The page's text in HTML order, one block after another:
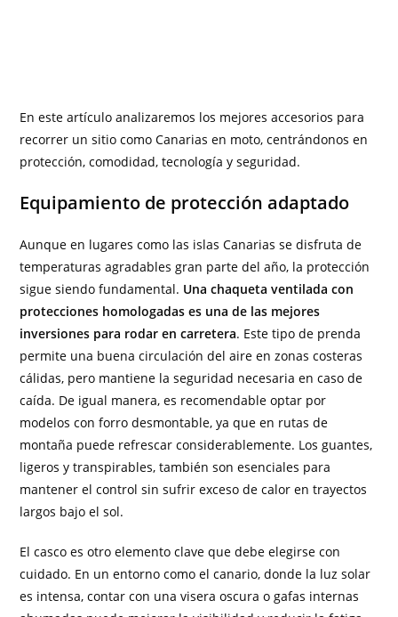
En este artículo analizaremos los mejores accesorios para
recorrer un sitio como Canarias en moto, centrándonos en
protección, comodidad, tecnología y seguridad.
Equipamiento de protección adaptado
Aunque en lugares como las islas Canarias se disfruta de
temperaturas agradables gran parte del año, la protección
sigue siendo fundamental. Una chaqueta ventilada con
protecciones homologadas es una de las mejores
inversiones para rodar en carretera. Este tipo de prenda
permite una buena circulación del aire en zonas costeras
cálidas, pero mantiene la seguridad necesaria en caso de
caída. De igual manera, es recomendable optar por
modelos con forro desmontable, ya que en rutas de
montaña puede refrescar considerablemente. Los guantes,
ligeros y transpirables, también son esenciales para
mantener el control sin sufrir exceso de calor en trayectos
largos bajo el sol.
El casco es otro elemento clave que debe elegirse con
cuidado. En un entorno como el canario, donde la luz solar
es intensa, contar con una visera oscura o gafas internas